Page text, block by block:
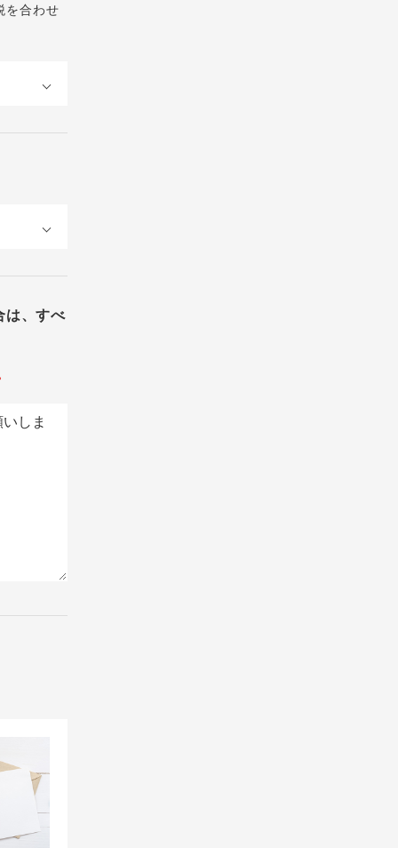
を合わせ
は、すべ